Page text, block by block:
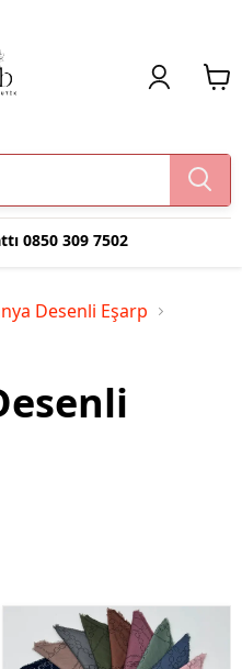
0850 309 7502
Desenli Eşarp